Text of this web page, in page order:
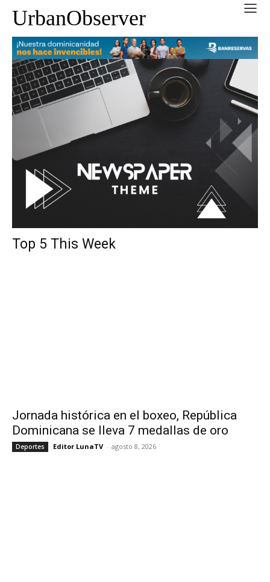
UrbanObserver
Top 5 This Week
Jornada histórica en el boxeo, República
Dominicana se lleva 7 medallas de oro
Deportes Editor LunaTV - agosto 8, 2026